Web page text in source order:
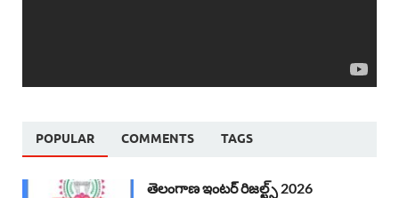
POPULAR COMMENTS TAGS
తెలంగాణ ఇంటర్ రిజల్ట్స్ 2026